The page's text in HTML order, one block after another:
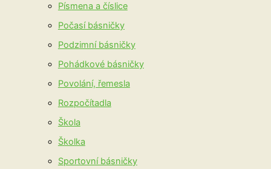
Písmena a číslice
Počasí básničky
Podzimní básničky
Pohádkové básničky
Povolání, řemesla
Rozpočítadla
Škola
Školka
Sportovní básničky